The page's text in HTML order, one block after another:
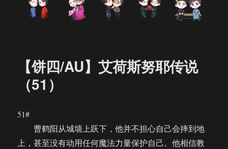
【饼四/AU】艾荷斯努耶传说
（51）
51#
曹鹤阳从城墙上跃下，他并不担心自己会摔到地
上，甚至没有动用任何魔法力量保护自己。他相信教